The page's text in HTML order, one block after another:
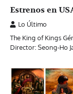
Estrenos en
Lo Último
The King of Kings
Director: Seong-Ho